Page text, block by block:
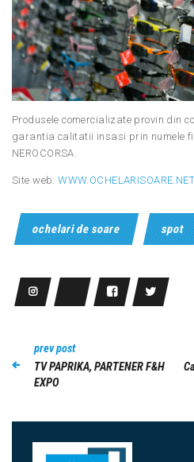
Produsele comercializate provin din
garantia calitatii insasi prin numele
NEROCORSA.
Site web:WWW.OCHELARISOARE.NET
ochelari de soare spot
prev post
TV PAPRIKA, PARTENER F&H
EXPO